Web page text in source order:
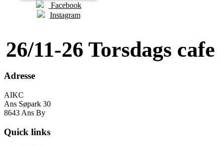
Facebook
Instagram
26/11-26 Torsdags cafe
Adresse
AIKC
Ans Søpark 30
8643 Ans By
Quick links